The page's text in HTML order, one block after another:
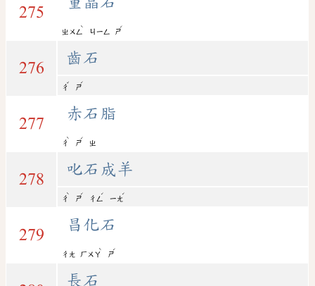
275
ㄓㄨㄥ
ˋ
ㄐㄧㄥ ㄕ
ˊ
276
齒石
ㄔ
ˇ
ㄕ
ˊ
277
赤石脂
ㄔ
ˋ
ㄕ
ˊ
ㄓ
278
叱石成羊
ㄔ
ˋ
ㄕ
ˊ
ㄔㄥ
ˊ
ㄧㄤ
ˊ
279
昌化石
ㄔㄤ ㄏㄨㄚ
ˋ
ㄕ
ˊ
長石